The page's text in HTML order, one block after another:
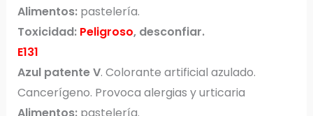
Alimentos:pastelería.
Toxicidad: Peligroso, desconfiar.
E131
Azul patente V. Colorante artificial azulado.
Cancerígeno. Provoca alergias y urticaria